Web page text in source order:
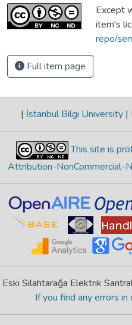
Except
item's
repo/
Full item page
| İstanbul Bilgi University |
This site is
Attribution-NonCommercial-
Eski Silahtarağa Elektrik
If you find any errors